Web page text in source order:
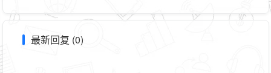
最新回复 (0)